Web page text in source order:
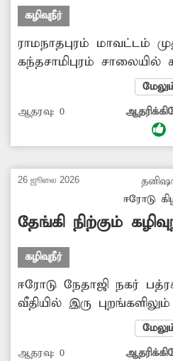
கழிவுநீர்
ராமநாதபுரம் மாவட்டம்
கந்தசாமிபுரம் சாலையில்
தேங்கி உள்ளது. இதனால்
வாசிகள் மற்றும்
பொதுமக்கள் , வாகன
அவதியடைகின்றனர்.
நிர்வாகம் மேற்கண்ட
கழிவுநீரை
கால்வாயை சுத்தம் செய்து
நடவடிக்கை எடுக்க
ஆதரவு: 0
26 ஜூலை 2026
ஈரோடு
தேங்கி நிற்கும்
கழிவுநீர்
ஈரோடு நேதாஜி நகர்
வீதியில் இரு
கால்வாய் பல மாதங்களாக
உள்ளது. இதனால்
ஆதரவு: 0